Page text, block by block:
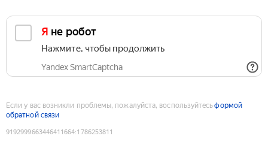
Я не робот
Нажмите, чтобы продолжить
Yandex SmartCaptcha
Если у вас возникли проблемы, пожалуйста, воспользуйтесьформой
обратной связи
9192999663446411664:1786253811